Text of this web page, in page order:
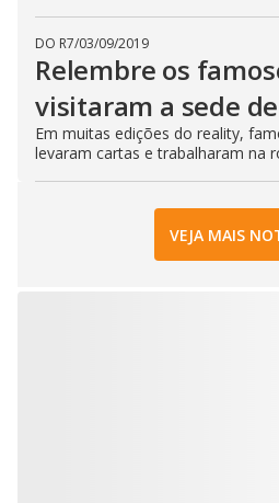
DO R7/03/09/2019
Relembre os
visitaram a sede
Em muitas edições do reality,
levaram cartas e trabalharam na
VEJA MAIS